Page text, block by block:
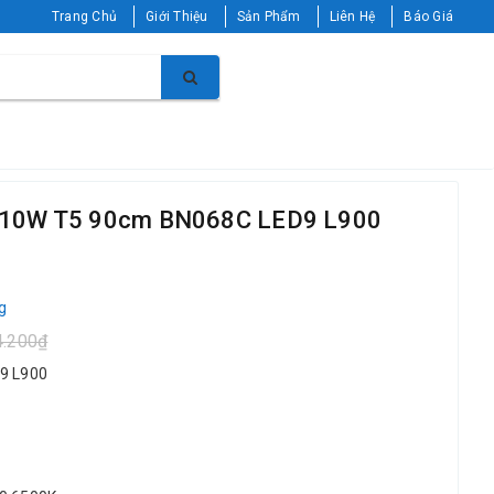
Trang Chủ Giới Thiệu Sản Phẩm Liên Hệ Báo Giá
T5 90cm BN068C LED9 L900
L900